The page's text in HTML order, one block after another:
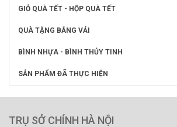
GIỎ QUÀ TẾT - HỘP QUÀ TẾT
QUÀ TẶNG BẰNG VẢI
BÌNH NHỰA - BÌNH THỦY TINH
SẢN PHẨM ĐÃ THỰC HIỆN
TRỤ SỞ CHÍNH HÀ NỘI